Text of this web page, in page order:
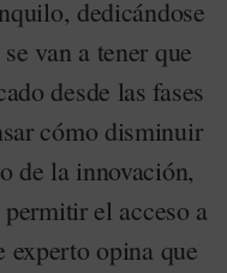
dedicándose
van a tener que
desde las fases
cómo disminuir
de la innovación,
el acceso a
experto opina que